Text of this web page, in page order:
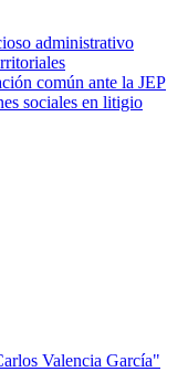
administrativo
común ante la JEP
sociales en litigio
Valencia García"